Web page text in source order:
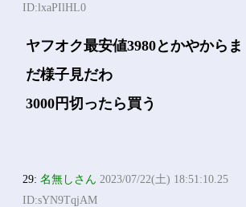
ID:lxaPIlHL0
ヤフオク最安値3980とかやからま
だ様子見だわ
3000円切ったら買う
29:名無しさん 2023/07/22(土) 18:51:10.25
ID:sYN9TqjAM